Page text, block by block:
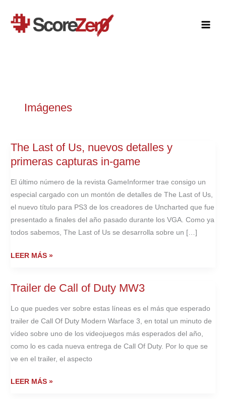
contenido
Imágenes
The Last of Us, nuevos detalles y
primeras capturas in-game
El último número de la revista GameInformer trae consigo un
especial cargado con un montón de detalles de The Last of Us,
el nuevo título para PS3 de los creadores de Uncharted que fue
presentado a finales del año pasado durante los VGA. Como ya
todos sabemos, The Last of Us se desarrolla sobre un […]
THE
US,
NUEVOS
DETALLES
Y
PRIMERAS
CAPTURAS
GAME
LEER MÁS »
Trailer de Call of Duty MW3
Lo que puedes ver sobre estas líneas es el más que esperado
trailer de Call Of Duty Modern Warface 3, en total un minuto de
vídeo sobre uno de los videojuegos más esperados del año,
como lo es cada nueva entrega de Call Of Duty. Por lo que se
ve en el trailer, el aspecto
TRAILER
LEER MÁS »